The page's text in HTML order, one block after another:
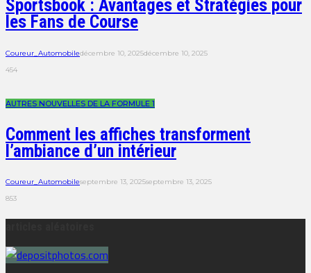
Sportsbook : Avantages et Stratégies pour
les Fans de Course
Coureur_Automobiledécembre 10, 2025décembre 10, 2025
454
AUTRES NOUVELLES DE LA FORMULE 1
Comment les affiches transforment
l’ambiance d’un intérieur
Coureur_Automobileseptembre 13, 2025septembre 13, 2025
853